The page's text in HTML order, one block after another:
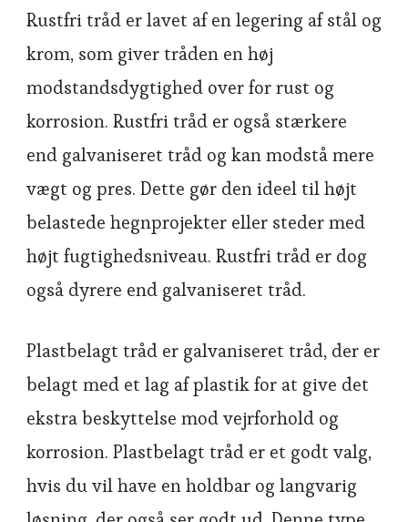
Rustfri tråd er lavet af en legering af stål og
krom, som giver tråden en høj
modstandsdygtighed over for rust og
korrosion. Rustfri tråd er også stærkere
end galvaniseret tråd og kan modstå mere
vægt og pres. Dette gør den ideel til højt
belastede hegnprojekter eller steder med
højt fugtighedsniveau. Rustfri tråd er dog
også dyrere end galvaniseret tråd.
Plastbelagt tråd er galvaniseret tråd, der er
belagt med et lag af plastik for at give det
ekstra beskyttelse mod vejrforhold og
korrosion. Plastbelagt tråd er et godt valg,
hvis du vil have en holdbar og langvarig